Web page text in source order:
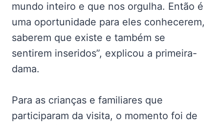
mundo inteiro e que nos orgulha. Então é
uma oportunidade para eles conhecerem,
saberem que existe e também se
sentirem inseridos”, explicou a primeira-
dama.
Para as crianças e familiares que
participaram da visita, o momento foi de